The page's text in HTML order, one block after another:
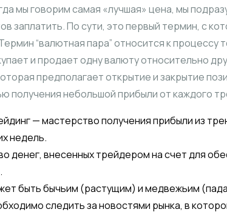
мы говорим самая «лучшая» цена, мы
заплатить. По сути, это первый термин, с
“валютная пара” относится к процессу
и продает одну валюту относительно
предполагает открытие и закрытие
получения небольшой прибыли от каждого
— мастерство получения прибыли из
недель.
денег, внесенных трейдером на счет для
быть бычьим (растущим) и медвежьим
следить за новостями рынка, в